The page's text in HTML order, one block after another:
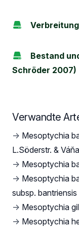
Bestand
Schröder 2007)
Verwandte
→ Mesoptychia
L.Söderstr. & Váňa
→ Mesoptychia
→ Mesoptychia
subsp. bantriensis
→ Mesoptychia
→ Mesoptychia